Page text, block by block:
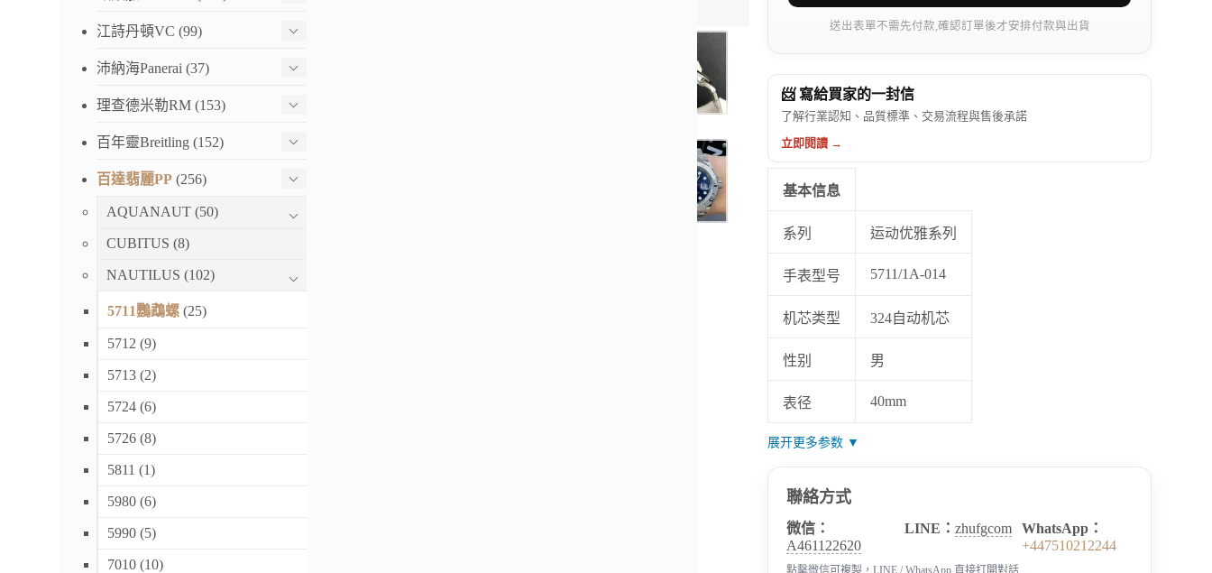
送出表單不需先付款,確認訂單後才安排付款與出貨
📨 寫給買家的一封信
了解行業認知、品質標準、交易流程與售後承諾
立即閱讀 →
基本信息
系列 运动优雅系列
手表型号 5711/1A-014
机芯类型 324自动机芯
性别 男
表径 40mm
展开更多参数 ▼
聯絡方式
微信：
A461122620
LINE： zhufgcom
WhatsApp：
+447510212244
點擊微信可複製，LINE / WhatsApp 直接打開對話
江詩丹頓VC (99)
沛納海Panerai (37)
理查德米勒RM (153)
百年靈Breitling (152)
百達翡麗PP (256)
AQUANAUT (50)
CUBITUS (8)
NAUTILUS (102)
5711鸚鵡螺 (25)
5712 (9)
5713 (2)
5724 (6)
5726 (8)
5811 (1)
5980 (6)
5990 (5)
7010 (10)